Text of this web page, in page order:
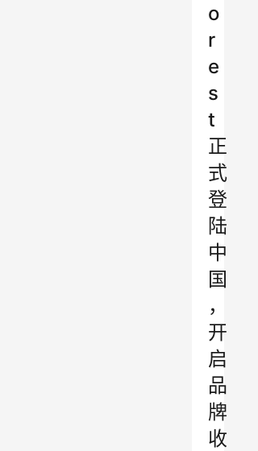
o
r
e
s
t
正
式
登
陆
中
国
，
开
启
品
牌
收